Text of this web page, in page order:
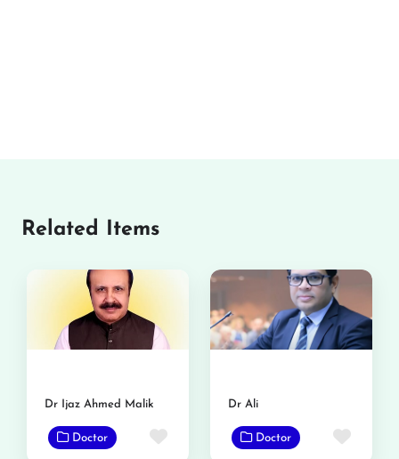
Related Items
Dr Ijaz Ahmed Malik
Doctor Favorite
Dr Ali
Doctor